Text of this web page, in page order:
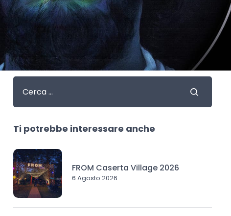
Ti potrebbe interessare anche
FROM Caserta Village 2026
6 Agosto 2026